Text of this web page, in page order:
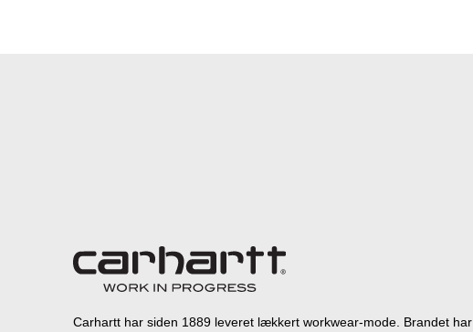
Carhartt har siden 1889 leveret lækkert workwear-mode. Brandet